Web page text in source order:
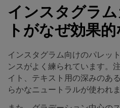
インスタグラ
トがなぜ効果
インスタグラム向けのパレッ
ンスがよく練られています。
イト、テキスト用の深みのあ
らかなニュートラルが使われま